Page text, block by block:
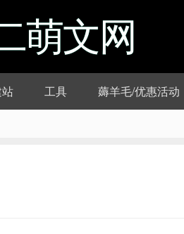
萌文网
工具 薅羊毛/优惠活动